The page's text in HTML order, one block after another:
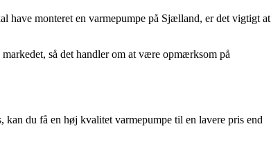
have monteret en varmepumpe på Sjælland, er det vigtigt at
så det handler om at være opmærksom på
du få en høj kvalitet varmepumpe til en lavere pris end